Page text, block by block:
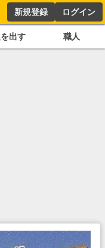
新規登録 ログイン
出す 職人